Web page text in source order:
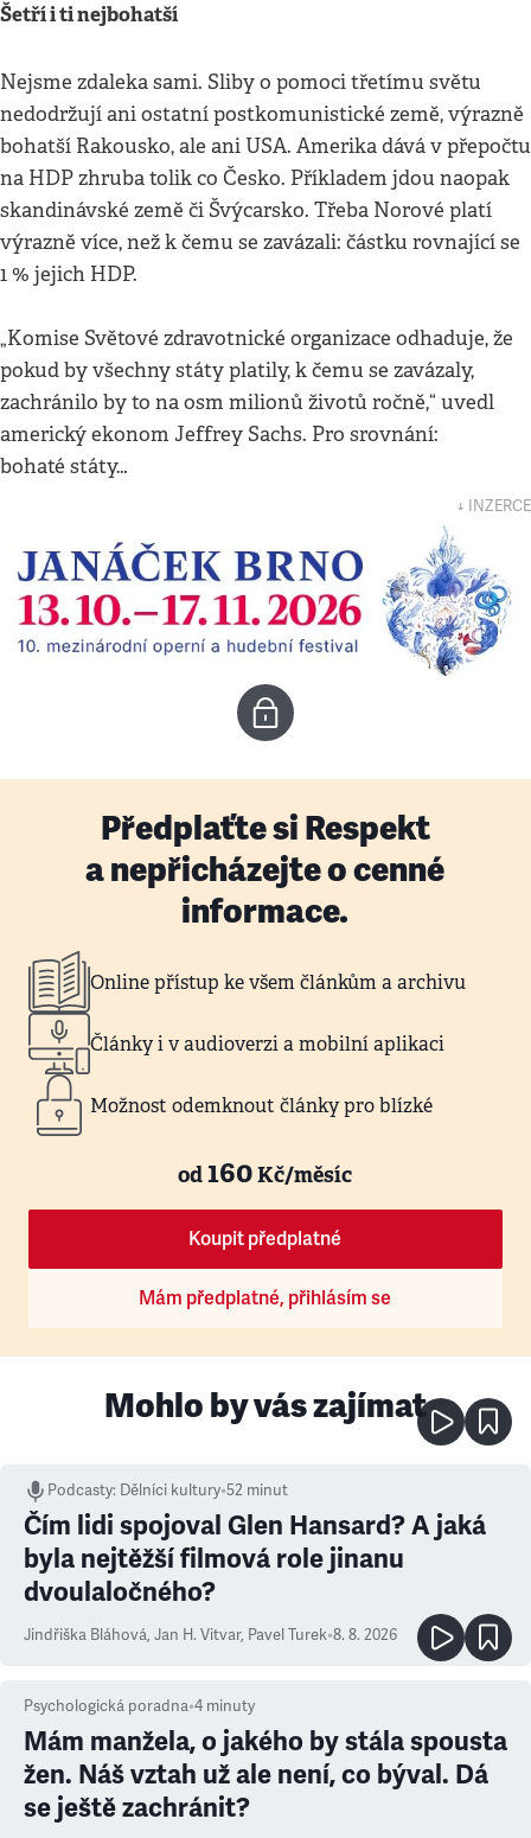
Šetří i ti nejbohatší
Nejsme zdaleka sami. Sliby o pomoci třetímu světu
nedodržují ani ostatní postkomunistické země, výrazně
bohatší Rakousko, ale ani USA. Amerika dává v přepočtu
na HDP zhruba tolik co Česko. Příkladem jdou naopak
skandinávské země či Švýcarsko. Třeba Norové platí
výrazně více, než k čemu se zavázali: částku rovnající se
1 % jejich HDP.
„Komise Světové zdravotnické organizace odhaduje, že
pokud by všechny státy platily, k čemu se zavázaly,
zachránilo by to na osm milionů životů ročně,“ uvedl
americký ekonom Jeffrey Sachs. Pro srovnání:
bohaté státy…
↓ INZERCE
Předplaťte si Respekt
a nepřicházejte o cenné
informace.
Online přístup ke všem článkům a archivu
Články i v audioverzi a mobilní aplikaci
Možnost odemknout články pro blízké
od160Kč/měsíc
Koupit předplatné
Mám předplatné, přihlásím se
Mohlo by vás zajímat
Podcasty: Dělníci kultury•52 minut
Čím lidi spojoval Glen Hansard? A jaká
byla nejtěžší filmová role jinanu
dvoulaločného?
Jindřiška Bláhová, Jan H. Vitvar, Pavel Turek•8. 8. 2026
Psychologická poradna•4 minuty
Mám manžela, o jakého by stála spousta
žen. Náš vztah už ale není, co býval. Dá
se ještě zachránit?